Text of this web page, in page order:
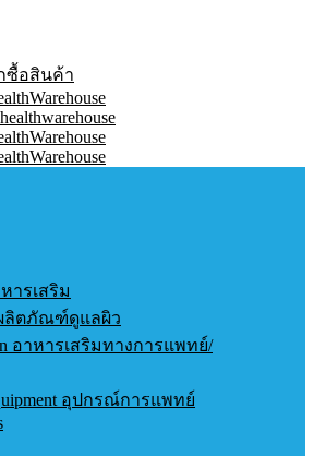
ซื้อสินค้า
ารเสริม
ผลิตภัณฑ์ดูแลผิว
อาหารเสริมทางการแพทย์/
อุปกรณ์การแพทย์